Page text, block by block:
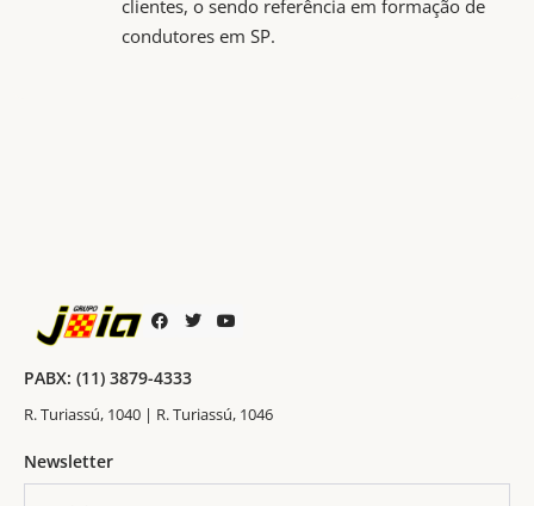
clientes, o sendo referência em formação de
condutores em SP.
PABX: (11) 3879-4333
R. Turiassú, 1040 | R. Turiassú, 1046
Newsletter